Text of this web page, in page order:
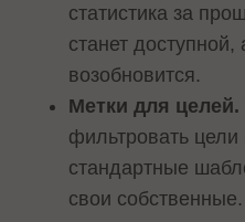
статистика за
станет
возобновится.
Метки для целей.
фильтровать цели
стандартные
свои собственные.